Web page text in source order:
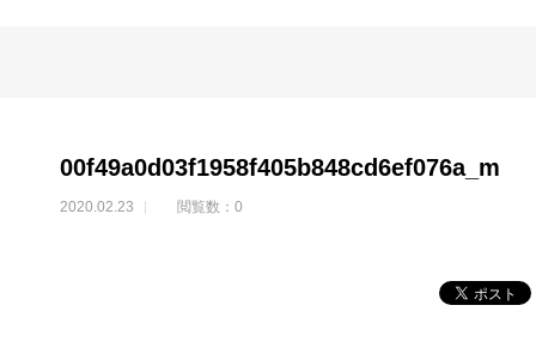
00f49a0d03f1958f405b848cd6ef076a_m
2020.02.23 閲覧数：0